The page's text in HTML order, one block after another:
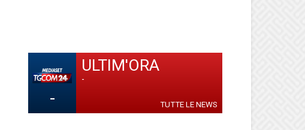
-
ULTIM'ORA
-
TUTTE LE NEWS